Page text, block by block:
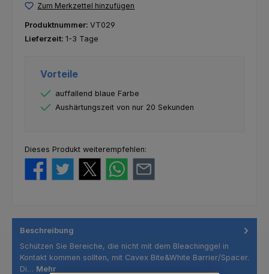
Zum Merkzettel hinzufügen
Produktnummer: VT029
Lieferzeit: 1-3 Tage
Vorteile
auffallend blaue Farbe
Aushärtungszeit von nur 20 Sekunden
Dieses Produkt weiterempfehlen:
Beschreibung
Schützen Sie Bereiche, die nicht mit dem Bleachinggel in
Kontakt kommen sollten, mit Cavex Bite&White Barrier/Spacer.
Di… Mehr